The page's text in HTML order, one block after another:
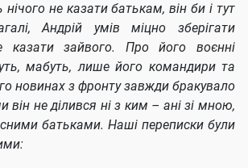
не казати батькам, він би і тут
Андрій умів міцно зберігати
казати зайвого. Про його воєнні
мабуть, лише його командири та
новинах з фронту завжди бракувало
він не ділився ні з ким – ані зі мною,
батьками. Наші переписки були